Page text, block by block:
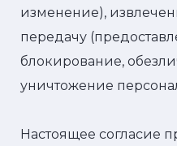
изменение),
передачу
блокирование,
уничтожение
Настоящее согласие